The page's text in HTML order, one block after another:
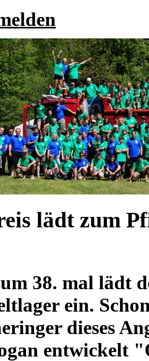
lädt zum
38. mal lädt
ein.
dieses
entwickelt